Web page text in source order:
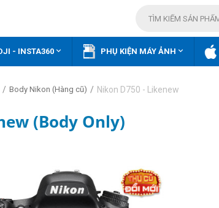
- INSTA360  PHỤ KIỆN MÁY ẢNH 
/ Body Nikon (Hàng cũ) / Nikon D750 - Likenew
(Body Only)